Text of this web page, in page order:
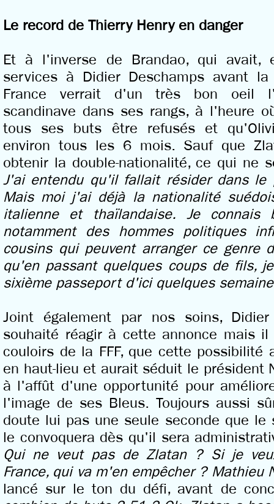
Le record de Thierry Henry en danger
Et à l'inverse de Brandao, qui avait,
services à Didier Deschamps avant
France verrait d'un très bon oeil
scandinave dans ses rangs, à l'heure
tous ses buts être refusés et
environ tous les 6 mois. Sauf que
obtenir la double-nationalité, ce qui ne
J'ai entendu qu'il fallait résider dans le
Mais moi j'ai déjà la nationalité
italienne et thaïlandaise. Je connais
notamment des hommes politiques
cousins qui peuvent arranger ce genre
qu'en passant quelques coups de fils,
sixième passeport d'ici quelques
Joint également par nos soins,
souhaité réagir à cette annonce mais
couloirs de la FFF, que cette possibilité
en haut-lieu et aurait séduit le président
à l'affût d'une opportunité pour
l'image de ses Bleus. Toujours aussi
doute lui pas une seule seconde que le
le convoquera dès qu'il sera
Qui ne veut pas de Zlatan ? Si je
France, qui va m'en empêcher ? Mathieu
lancé sur le ton du défi, avant de